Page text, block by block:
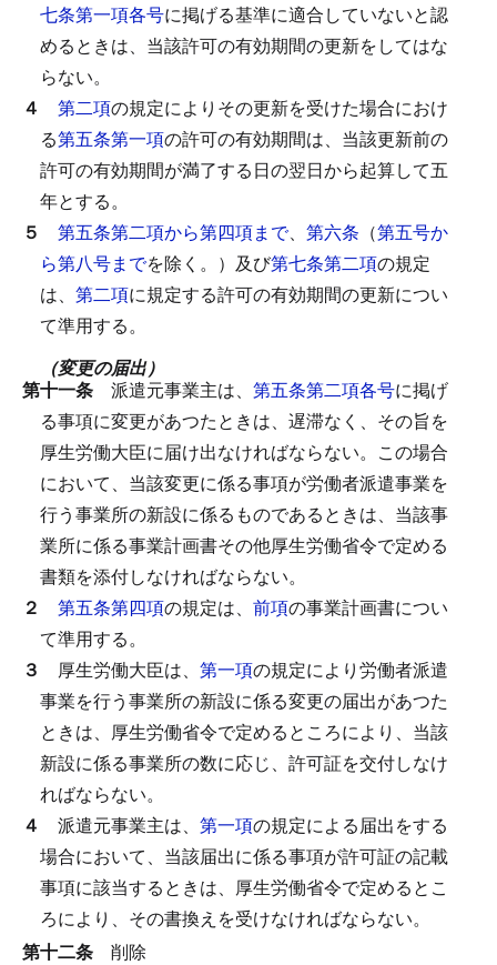
七条第一項各号に掲げる基準に適合していないと認
めるときは、当該許可の有効期間の更新をしてはな
らない。
４ 第二項の規定によりその更新を受けた場合におけ
る第五条第一項の許可の有効期間は、当該更新前の
許可の有効期間が満了する日の翌日から起算して五
年とする。
５ 第五条第二項から第四項まで、 第六条 （第五号か
ら第八号までを除く。）及び第七条第二項の規定
は、 第二項に規定する許可の有効期間の更新につい
て準用する。
（変更の届出）
第十一条 派遣元事業主は、 第五条第二項各号に掲げ
る事項に変更があつたときは、遅滞なく、その旨を
厚生労働大臣に届け出なければならない。 この場合
において、当該変更に係る事項が労働者派遣事業を
行う事業所の新設に係るものであるときは、当該事
業所に係る事業計画書その他厚生労働省令で定める
書類を添付しなければならない。
２ 第五条第四項の規定は、 前項の事業計画書につい
て準用する。
３ 厚生労働大臣は、 第一項の規定により労働者派遣
事業を行う事業所の新設に係る変更の届出があつた
ときは、厚生労働省令で定めるところにより、当該
新設に係る事業所の数に応じ、許可証を交付しなけ
ればならない。
４ 派遣元事業主は、 第一項の規定による届出をする
場合において、当該届出に係る事項が許可証の記載
事項に該当するときは、厚生労働省令で定めるとこ
ろにより、その書換えを受けなければならない。
第十二条 削除